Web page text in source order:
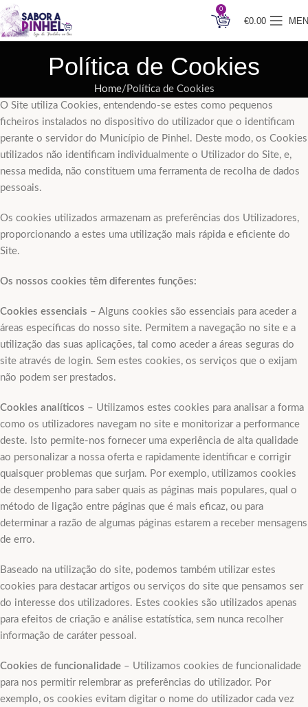
0
€0.00
Política de Cookies
Home
Política de Cookies
O Site utiliza Cookies, entendendo-se estes como pequenos
ficheiros instalados no dispositivo do utilizador que o identificam
perante o servidor do Município de Pinhel. Deste modo, os Cookies
utilizados não identificam individualmente o Utilizador do Site, e,
nessa medida, não constituem uma ferramenta de recolha de dados
pessoais.
Os cookies utilizados armazenam as preferências dos Utilizadores,
proporcionando a estes uma utilização mais rápida e eficiente do
Site.
Os nossos cookies têm diferentes funções:
Cookies essenciais – Alguns cookies são essenciais para aceder a
áreas específicas do nosso site. Permitem a navegação no site e a
utilização das suas aplicações, tal como aceder a áreas seguras do
site através de login. Sem estes cookies, os serviços que o exijam
não podem ser prestados.
Cookies analíticos – Utilizamos estes cookies para analisar a forma
como os utilizadores navegam no site e monitorizar a performance
deste. Isto permite-nos fornecer uma experiência de alta qualidade
ao personalizar a nossa oferta e rapidamente identificar e corrigir
quaisquer problemas que surjam. Por exemplo, utilizamos cookies
de desempenho para saber quais as páginas mais populares, qual o
método de ligação entre páginas que é mais eficaz, ou para
determinar a razão de algumas páginas estarem a receber mensagens
de erro.
Baseado na utilização do site, podemos também utilizar estes
cookies para destacar artigos ou serviços do site que pensamos ser
do interesse dos utilizadores. Estes cookies são utilizados apenas
para efeitos de criação e análise estatística, sem nunca recolher
informação de caráter pessoal.
Cookies de funcionalidade – Utilizamos cookies de funcionalidade
para nos permitir relembrar as preferências do utilizador. Por
exemplo, os cookies evitam digitar o nome do utilizador cada vez